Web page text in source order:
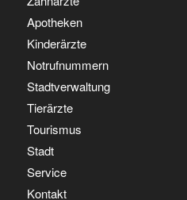
Apotheken
Kinderärzte
Notrufnummern
Stadtverwaltung
Tierärzte
Tourismus
Stadt
Service
Kontakt